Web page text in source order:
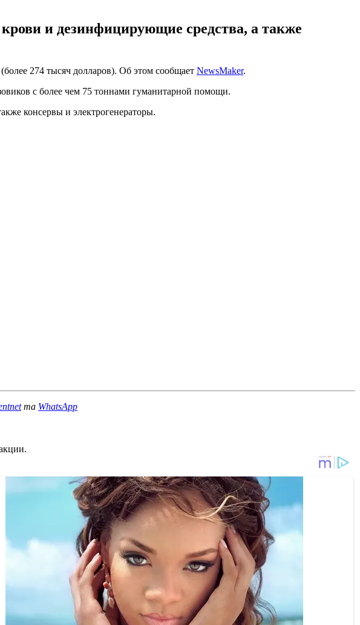
и дезинфицирующие средства, а также
274 тысяч долларов). Об этом сообщает NewsMaker.
с более чем 75 тоннами гуманитарной помощи.
консервы и электрогенераторы.
та WhatsApp